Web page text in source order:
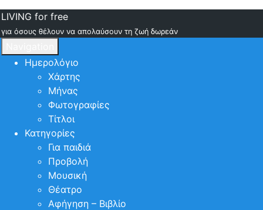
LIVING for free
για όσους θέλουν να απολαύσουν τη ζωή δωρεάν
Ημερολόγιο
Χάρτης
Μήνας
Φωτογραφίες
Τίτλοι
Κατηγορίες
Για παιδιά
Προβολή
Μουσική
Θέατρο
Αφήγηση – Βιβλίο